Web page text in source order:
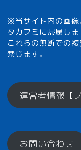
※当サイト内の画像
タカフミに帰属しま
これらの無断での
禁じます。
運営者情報【
お問い合わせ